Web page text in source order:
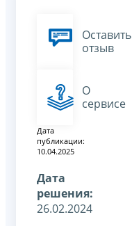
Оставить
отзыв
О
сервисе
Дата
публикации:
10.04.2025
Дата
решения:
26.02.2024